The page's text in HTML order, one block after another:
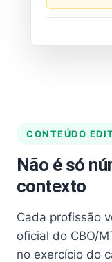
CONTEÚDO
Não é só
contexto
Cada profissão
oficial do CBO/
no exercício do